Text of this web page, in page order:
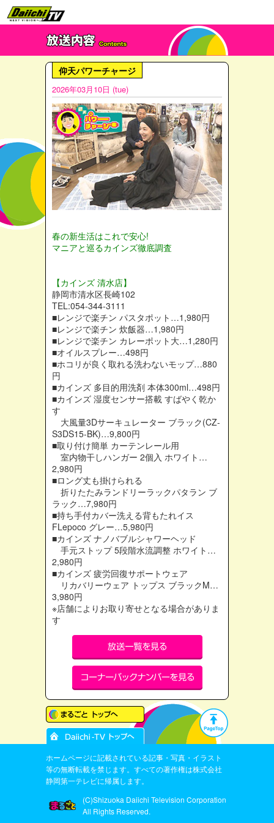
仰天パワーチャージ
2026年03月10日 (tue)
春の新生活はこれで安心!
マニアと巡るカインズ徹底調査
【カインズ 清水店】
静岡市清水区長崎102
TEL:054-344-3111
■レンジで楽チン パスタポット…1,980円
■レンジで楽チン 炊飯器…1,980円
■レンジで楽チン カレーポット大…1,280円
■オイルスプレー…498円
■ホコリが良く取れる洗わないモップ…880
円
■カインズ 多目的用洗剤 本体300ml…498円
■カインズ 湿度センサー搭載 すばやく乾か
す
大風量3Dサーキュレーター ブラック(CZ-
S3DS15-BK)…9,800円
■取り付け簡単 カーテンレール用
室内物干しハンガー 2個入 ホワイト…
2,980円
■ロング丈も掛けられる
折りたたみランドリーラックパタラン ブ
ラック…7,980円
■持ち手付カバー洗える背もたれイス
FLepoco グレー…5,980円
■カインズ ナノバブルシャワーヘッド
手元ストップ 5段階水流調整 ホワイト…
2,980円
■カインズ 疲労回復サポートウェア
リカバリーウェア トップス ブラックM…
3,980円
※店舗によりお取り寄せとなる場合がありま
す
ホームページに記載されている記事・写真・イラスト
等の無断転載を禁じます。すべての著作権は株式会社
静岡第一テレビに帰属します。
(C)Shizuoka Daiichi Television Corporation
All Rights Reserved.